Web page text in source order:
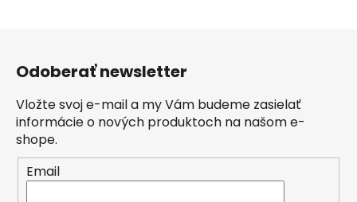
Odoberať newsletter
Vložte svoj e-mail a my Vám budeme zasielať
informácie o nových produktoch na našom e-
shope.
Email